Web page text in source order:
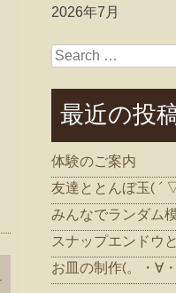
2026年7月
Search
最近の投
体験のご案内
友達ととんぼ玉( ´
みんなでランダム
スナップエンドウ
お皿の制作(。・∀